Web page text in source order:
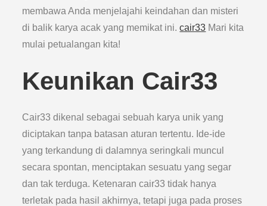
membawa Anda menjelajahi keindahan dan misteri
di balik karya acak yang memikat ini.cair33 Mari kita
mulai petualangan kita!
Keunikan Cair33
Cair33 dikenal sebagai sebuah karya unik yang
diciptakan tanpa batasan aturan tertentu. Ide-ide
yang terkandung di dalamnya seringkali muncul
secara spontan, menciptakan sesuatu yang segar
dan tak terduga. Ketenaran cair33 tidak hanya
terletak pada hasil akhirnya, tetapi juga pada proses